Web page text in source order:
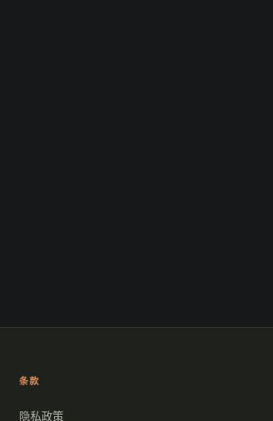
条款
隐私政策